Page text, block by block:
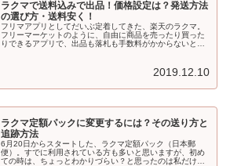
ラクマで送料込みで出品！価格設定は？発送方法
の選び方・送料安く！
フリマアプリとしてだいぶ定着してきた、楽天のラクマ。
フリーマーケットのように、自由に商品を売ったり買った
りできるアプリで、出品も落札も手数料がかからないとい
2019.12.10
ラクマ定額パックに変更するには？その送り方と
追跡方法
6月20日からスタートした、ラクマ定額パック（日本郵
便）。すでに利用されている方も多いと思いますが、初め
ての時は、ちょっとわかりづらい？と思ったのは私だけで